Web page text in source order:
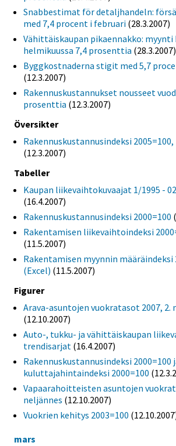
Snabbestimat för detaljhandeln:
med 7,4 procent i februari (28.3.2007)
Vähittäiskaupan pikaennakko: myynti
helmikuussa 7,4 prosenttia (28.3.2007)
Byggkostnaderna stigit med 5,7
(12.3.2007)
Rakennuskustannukset nousseet
prosenttia (12.3.2007)
Översikter
Rakennuskustannusindeksi
(12.3.2007)
Tabeller
Kaupan liikevaihtokuvaajat 1/1995 -
(16.4.2007)
Rakennuskustannusindeksi 2000=100
Rakentamisen liikevaihtoindeksi
(11.5.2007)
Rakentamisen myynnin määräindeksi
(Excel) (11.5.2007)
Figurer
Arava-asuntojen vuokratasot 2007, 2.
(12.10.2007)
Auto-, tukku- ja vähittäiskaupan
trendisarjat (16.4.2007)
Rakennuskustannusindeksi 2000=100
kuluttajahintaindeksi 2000=100
Vapaarahoitteisten asuntojen
neljännes (12.10.2007)
Vuokrien kehitys 2003=100
mars